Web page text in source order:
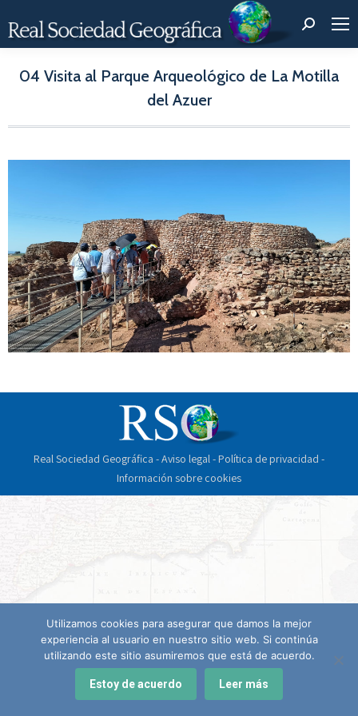
Buscar:
04 Visita al Parque Arqueológico de La Motilla
del Azuer
Estás aquí:
Real Sociedad Geográfica -Aviso legal- Política de privacidad -
Información sobre cookies
Utilizamos cookies para asegurar que damos la mejor
experiencia al usuario en nuestro sitio web. Si continúa
utilizando este sitio asumiremos que está de acuerdo.
Estoy de acuerdo Leer más